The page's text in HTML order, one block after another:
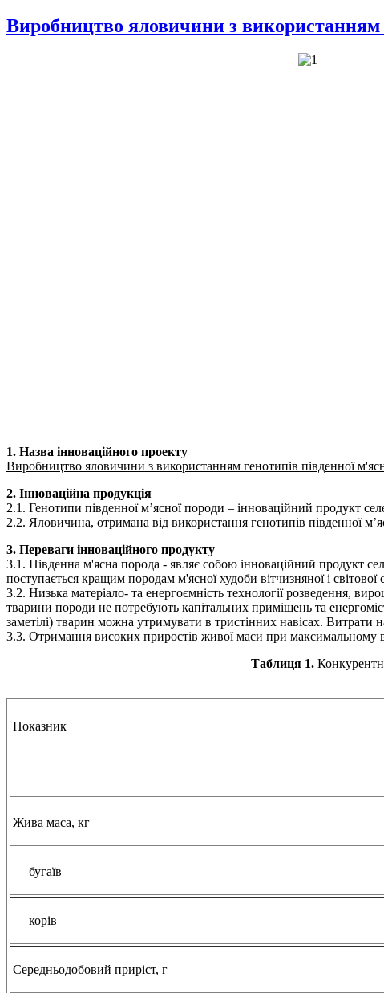
Виробництво яловичини з використанням
1. Назва інноваційного проекту
Виробництво яловичини з використанням генотипів південної
2. Інноваційна продукція
2.1. Генотипи південної м’ясної породи – інноваційний продукт
2.2. Яловичина, отримана від використання генотипів південної
3. Переваги інноваційного продукту
3.1. Південна м'ясна порода - являє собою інноваційний продукт
поступається кращим породам м'ясної худоби вітчизняної і
3.2. Низька матеріало- та енергоємність технології розведення,
тварини породи не потребують капітальних приміщень та
заметілі) тварин можна утримувати в тристінних навісах. Витрати
3.3. Отримання високих приростів живої маси при максимальному
Таблиця 1.
Показник
Жива маса, кг
бугаїв
корів
Середньодобовий приріст, г